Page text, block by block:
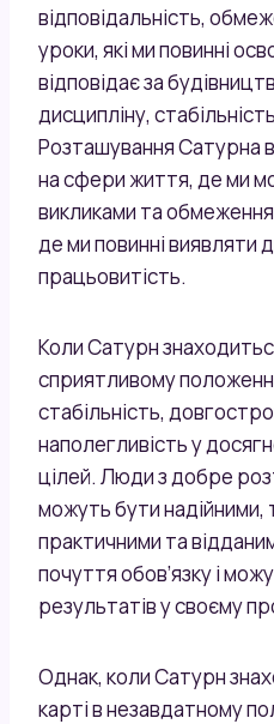
відповідальність,
уроки, які ми повинні
відповідає за
дисципліну,
Розташування Сатурна в
на сфери життя, де ми
викликами та
де ми повинні виявляти
працьовитість.
Коли Сатурн
сприятливому
стабільність,
наполегливість у
цілей. Люди з добре
можуть бути надійними,
практичними та
почуття обов’язку і
результатів у своєму
Однак, коли Сатурн
карті в незавдатному